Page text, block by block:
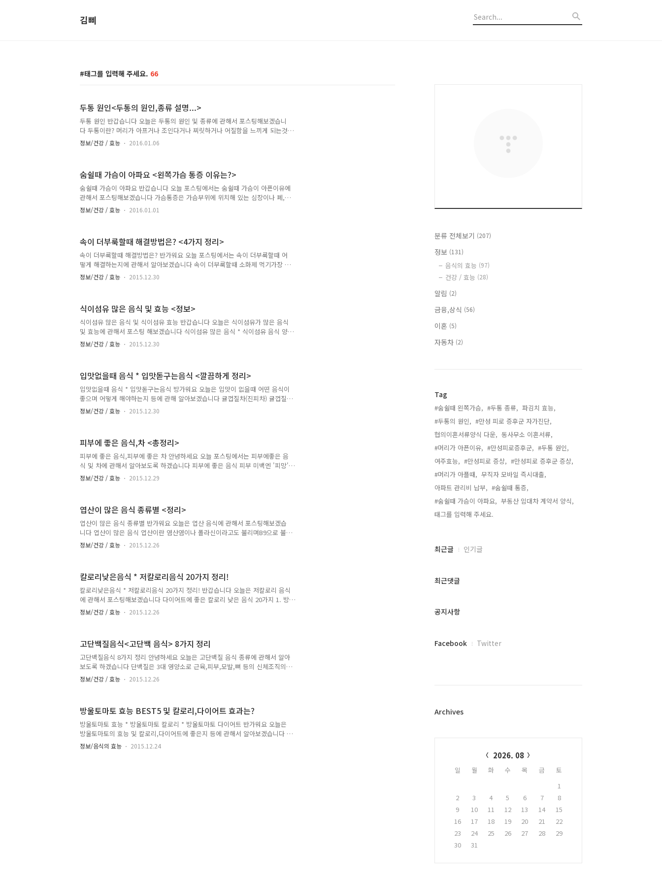
김삐
태그를 입력해 주세요. 66
두통 원인<두통의 원인,종류 설명...>
두통 원인 반갑습니다 오늘은 두통의 원인 및 종류에 관해서 포스팅해보겠습니
다 두통이란? 머리가 아프거나 조인다거나 찌릿하거나 어질함을 느끼게 되는것
을 말하는데보통 두통은 혈관계,근육 수축으로 인한 긴장,염증으로 인한 두통이
있고 가장 대표적인 두통은 혈관계 이상으로 인한 편두통이라고 합니다 두개강
어떠한 원인에 의한 압력,견인,변형되거나 염증에 의해 이러한 구조가 자극을 받
은 경우라 할수있습니다 두통 종류 두통은 크게 3가지로 나눌수가 있다고 합니
다 1 . 긴장성 두통 신경성두통이나 근육수축성 두통이라고 합니다이렇게 불리..
정보/건강 / 효능 2016.01.06
숨쉴때 가슴이 아파요 <왼쪽가슴 통증 이유는?>
숨쉴때 가슴이 아파요 반갑습니다 오늘 포스팅에서는 숨쉴때 가슴이 아픈이유에
관해서 포스팅해보겠습니다 가슴통증은 가슴부위에 위치해 있는 심장이나 폐,갈
비뼈 등에 이상이 생겼을 때 주로 발생된다고 합니다 특히 가슴통증이 숨을 쉴때
나타난다면 폐의 기능에 대한 평가도 함께 이루어져야 하며 이러한 두 증상이 함
협심증과 심근경색 등의 관상동맥질환과 부정맥,심근질환 및 대동맥질환 등에서
나타날 수 있는 증상이라고 합니다 또한 소화기계통의 질환,흉곽의 근골격계질환
이 원인이 되어 발생하기도 합니다 숨쉬기가 힘든 증상의 경우 모든 심장질환에
서 나타날 수 있는 증상이며 그..
정보/건강 / 효능 2016.01.01
속이 더부룩할때 해결방법은? <4가지 정리>
속이 더부룩할때 해결방법은? 반가워요 오늘 포스팅에서는 속이 더부룩할때 어
떻게 해결하는지에 관해서 알아보겠습니다 속이 더부룩할때 소화제 먹기가장 손
쉬운 방법은 약국에서 소화제를 사먹는방법입니다소화제의 경우 갑자기 속이 더
부룩 해졌을때 효과가 좋으며만약 만성적이라면 소화제는 임시 방편 밖에 되지
소상혈을 따면서 해소할수가 있다고 합니다 가벼운 활동속이 더부룩할 때는 계
속 움직여 줘야 합니다오랜시간 앉아 있었다면 위장 운동도 둔화가 되어서 소화
가 잘 안되는 음식물이 들어갔으니어쩌면 더부룩한게 당연한 것일지도 모릅니다
일단 밥먹고 눕거나 앉는건 최대한 피하는게 좋으..
정보/건강 / 효능 2015.12.30
식이섬유 많은 음식 및 효능 <정보>
식이섬유 많은 음식 및 식이섬유 효능 반갑습니다 오늘은 식이섬유가 많은 음식
및 효능에 관해서 포스팅 해보겠습니다 식이섬유 많은 음식 * 식이섬유 음식 양
배추 양배추에 풍부한 식이섬유는 장건강과 다이어트에 효과적이라고 합니다 식
이섬유는 장운동을 활발하게 하고 변비와 과민성장증후군,치질 등을 예방한다고
좋습니다 또한 레시틴이 풍부해서 치매예방과 두뇌개발에 좋다고 합니다 케일
쌈채소로 많이 즐기는 케일도 식이섬유가 풍부하다고 합니다 베타카로틴 함량도
높은데 이는 면역력을 강화시키고 동맥경화를 예방하는 효과도 좋다고 합니다
파프리카 파프리카는 고추의 변종으로, ..
정보/건강 / 효능 2015.12.30
입맛없을때 음식 * 입맛돋구는음식 <깔끔하게 정리>
입맛없을때 음식 * 입맛돋구는음식 방가워요 오늘은 입맛이 없을때 어떤 음식이
좋으며 어떻게 해야하는지 등에 관해 알아보겠습니다 귤껍질차(진피차) 귤껍질
20~30g을 물에 달여 매일 2~3회 식사시간 사이마다 마셔줍니다 귤껍질은 위액
분비량을 늘리고 소화촉진을 해주며 위장질환이 있을때 입맛을 돋구어 준다고
이며 식욕을 돋구워 준다고 합니다 마늘 마늘을 찌거나 구운마늘로 만들어 식전
에 5~6쪽씩 섭취해줍니다 마늘의 맵고 특이한 향이 위장 점막을 자극해 소화액
을 늘려주고 혈당수치를 하락시켜 입맛이 살아나게 만든다고 합니..
정보/건강 / 효능 2015.12.30
피부에 좋은 음식,차 <총정리>
피부에 좋은 음식,피부에 좋은 차 안녕하세요 오늘 포스팅에서는 피부에좋은 음
식 및 차에 관해서 알아보도록 하겠습니다 피부에 좋은 음식 피부 미백엔 '피망'
피망은 비타민A,C,E 등이 풍부하게 들어 있어서 피부 미백에 좋으며카로티노이
드가 포함돼 있어서 신진대사 촉진피부를 윤택하게해 주름살을 감소시키는 효능
더욱 증진해 주는것으로 나타났다고 합니다 피부를 건강하게 '당근' 당근에는 강
력한 항산화제인 베타카로틴과 리코펜 색소가 들어 있어서자외선으로부터 피부
손상을 막아준다고 합니다자외선에 노출된 사람들이 10~12주 정도 정상적인 식
사와 함께 당근주스를 매일 2컵 ..
정보/건강 / 효능 2015.12.29
엽산이 많은 음식 종류별 <정리>
엽산이 많은 음식 종류별 반가워요 오늘은 엽산 음식에 관해서 포스팅해보겠습
니다 엽산이 많은 음식 엽산이란 염산염이나 폴라신이라고도 불리며B9으로 불리
는 비타민B의 한 종류라고 합니다 뇌의 성장과 혈액속의 적혈구를 만들고 우리
몸의 모든 기관의 능력을 향상시키며호르몬 생성과 기초대사량을 높이는데 중요
콜리,케일 등에도 많이 포함되어 있다고 합니다아래는 주요 야채류의 100g 당
함유량(μg) 입니다 완두콩 : 260 / 양배추 220 / 아스파라거스 180 / 브로콜리 120
/ 케일 120 / 시금치 110 / 상추 120 / 쑥갓 100 / 옥수수 8..
정보/건강 / 효능 2015.12.26
칼로리낮은음식 * 저칼로리음식 20가지 정리!
칼로리낮은음식 * 저칼로리음식 20가지 정리! 반갑습니다 오늘은 저칼로리 음식
에 관해서 포스팅해보겠습니다 다이어트에 좋은 칼로리 낮은 음식 20가지 1. 방
울토마토 - 100g - 16kcal 칼로리가 낮은 음식으로 방울토마토의 칼로리는 1개
당 2kcal라고 합니다또한 방울토마토는 식이섬유가 풍부해 다이어트에 좋고 변
동에 도움이 된다고 합니다또한 소화효소인 안티니딘이 있어서 불필요한 체지방
분해를 돕는다고 합니다 3. 토마토 - 100g - 14kcal 토마토 1개의 칼로리는
35kcal입니다3개를 먹어도 100kca를 조금 넘습니다.밥한공기가 ..
정보/건강 / 효능 2015.12.26
고단백질음식<고단백 음식> 8가지 정리
고단백질음식 8가지 정리 안녕하세요 오늘은 고단백질 음식 종류에 관해서 알아
보도록 하겠습니다 단백질은 3대 영양소로 근육,피부,모발,뼈 등의 신체조직의
구성 성분이며 체내 대사과정을 조절을 담당하고 있습니다 근육량,탈모예방 및
완화,다이어트 등을 할때에는 단백질 많은 음식을 즐겨드시는것으로도 많은 도움
준한 사랑을 받고 있는 음식으로 닭가슴살 100g당 단백질이 23g이 들어있는 고
단백질 음식이라고 합니다 참치 참치에는 비타민b12,철분,불포화지방산이 풍부
하게 들어있는 고단백질 식품으로 참치 100g당 65.9g의 단백질이 들..
정보/건강 / 효능 2015.12.26
방울토마토 효능 BEST5 및 칼로리,다이어트 효과는?
방울토마토 효능 * 방울토마토 칼로리 * 방울토마토 다이어트 반가워요 오늘은
방울토마토의 효능 및 칼로리,다이어트에 좋은지 등에 관해서 알아보겠습니다 바
로 시작합니다 방울토마토 효능 다이어트에 좋아요 방울토마토는 100g당
16kcal로 칼로리가 무게에 비해서 상당히 적습니다 덕분에 낮은 칼로리로도 포
정보/음식의 효능 2015.12.24
분류 전체보기 (207)
정보 (131)
음식의 효능 (97)
건강 / 효능 (28)
알림 (2)
금융,상식 (56)
이혼 (5)
자동차 (2)
Tag
#숨쉴때 왼쪽가슴, #두통 종류, 파김치 효능,
#두통의 원인, #만성 피로 증후군 자가진단,
협의이혼서류양식 다운, 동사무소 이혼서류,
#머리가 아픈이유, #만성피로증후군, #두통 원인,
여주효능, #만성피로 증상, #만성피로 증후군 증상,
#머리가 아플때, 무직자 모바일 즉시대출,
아파트 관리비 납부, #숨쉴때 통증,
#숨쉴때 가슴이 아파요, 부동산 임대차 계약서 양식,
태그를 입력해 주세요.,
최
과
글
최근글 인기글
최근댓글
공지사항
페
플
Facebook Twitter
Archives
2026. 08
일 월 화 수 목 금
토
1
2
3 4 5 6 7
8
9
10 11 12 13 14
15
16
17 18 19 20 21
22
23
24 25 26 27 28
29
30
31